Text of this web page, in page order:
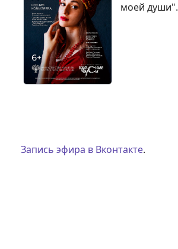
моей души".
Запись эфира в Вконтакте.